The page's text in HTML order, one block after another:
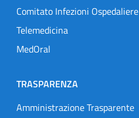
Comitato Infezioni Ospedaliere
Telemedicina
MedOral
TRASPARENZA
Amministrazione Trasparente